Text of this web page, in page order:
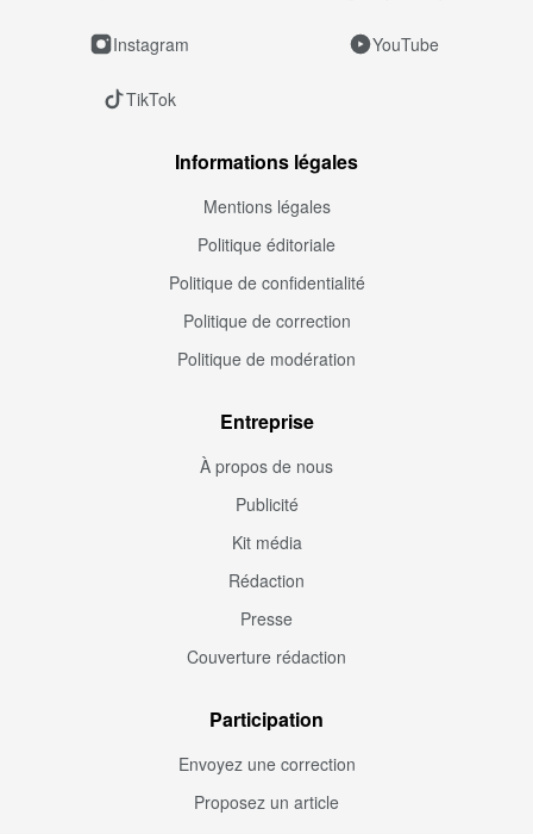
Instagram YouTube
TikTok
Informations légales
Mentions légales
Politique éditoriale
Politique de confidentialité
Politique de correction
Politique de modération
Entreprise
À propos de nous
Publicité
Kit média
Rédaction
Presse
Couverture rédaction
Participation
Envoyez une correction
Proposez un article